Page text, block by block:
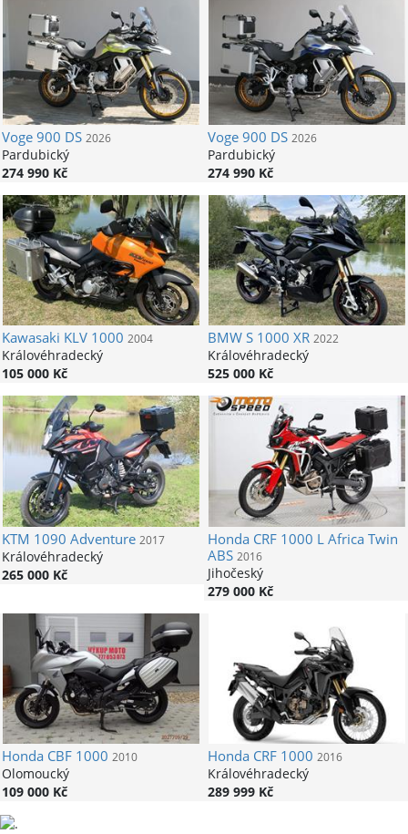
Voge900 DS 2026
Pardubický
274 990 Kč
Voge900 DS 2026
Pardubický
274 990 Kč
Kawasaki KLV 1000 2004
Královéhradecký
105 000 Kč
BMWS 1000 XR 2022
Královéhradecký
525 000 Kč
KTM 1090 Adventure 2017
Královéhradecký
265 000 Kč
HondaCRF 1000 L Africa Twin
ABS 2016
Jihočeský
279 000 Kč
HondaCBF 1000 2010
Olomoucký
109 000 Kč
HondaCRF 1000 2016
Královéhradecký
289 999 Kč